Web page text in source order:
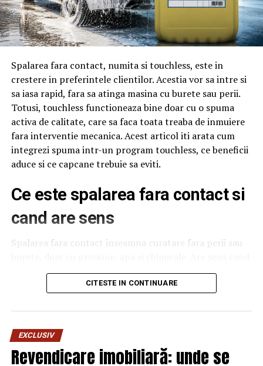
Spalarea fara contact, numita si touchless, este in
crestere in preferintele clientilor. Acestia vor sa intre si
sa iasa rapid, fara sa atinga masina cu burete sau perii.
Totusi, touchless functioneaza bine doar cu o spuma
activa de calitate, care sa faca toata treaba de inmuiere
fara interventie mecanica. Acest articol iti arata cum
integrezi spuma intr-un program touchless, ce beneficii
aduce si ce capcane trebuie sa eviti.
Ce este spalarea fara contact si
cand are sens
Spalarea fara contact inseamna curatare fara perii sau
clientii vor serviciu rapid, cand masinile au suprafete
delicate sau cand traficul este foarte mare si nu ai timp
foarte murdare, cu noroi intarit, caz in care touchless
nu poate face totul. Pentru o spalatorie medie,
combinatia intre touchless si un program cu perii
pentru cazurile extreme da cel mai bun echilibru intre
CITESTE IN CONTINUARE
EXCLUSIV
Revendicare imobiliară: unde se